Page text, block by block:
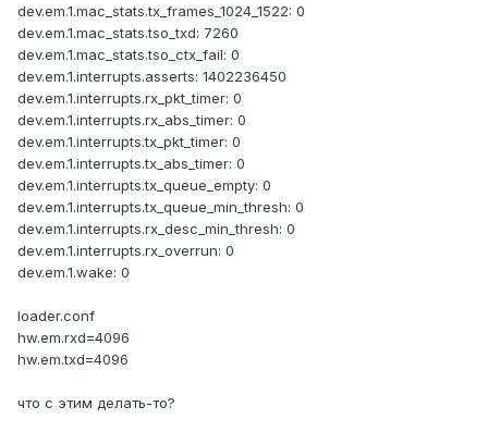
dev.em.1.mac_stats.tx_frames_1024_1522: 0
dev.em.1.mac_stats.tso_txd: 7260
dev.em.1.mac_stats.tso_ctx_fail: 0
dev.em.1.interrupts.asserts: 1402236450
dev.em.1.interrupts.rx_pkt_timer: 0
dev.em.1.interrupts.rx_abs_timer: 0
dev.em.1.interrupts.tx_pkt_timer: 0
dev.em.1.interrupts.tx_abs_timer: 0
dev.em.1.interrupts.tx_queue_empty: 0
dev.em.1.interrupts.tx_queue_min_thresh: 0
dev.em.1.interrupts.rx_desc_min_thresh: 0
dev.em.1.interrupts.rx_overrun: 0
dev.em.1.wake: 0
loader.conf
hw.em.rxd=4096
hw.em.txd=4096
что с этим делать-то?